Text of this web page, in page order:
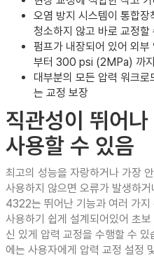
오염 방지 시스템이 통합
청소하지 않고 바로 교정할
펌프가 내장되어 있어 외
부터 300 psi (2MPa) 까
대부분의 모든 압력 워크
는 교정 보장
직관성이 뛰어나
사용할 수 있음
최고의 성능을 자랑하거나 가장
사용하지 않으면 오류가 발생하
4322는 뛰어난 기능과 여러 가지
사용하기 쉽게 설계되어있어 초
신 있게 압력 교정을 수행할 수
에는 사용자에게 압력 교정 설정